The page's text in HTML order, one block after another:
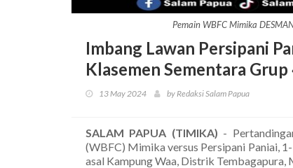
Pemain WBFC Mimika
Imbang Lawan Persipani
Klasemen Sementara
13 May 2024 by Redaksi Salam Papua
SALAM PAPUA (TIMIKA) -
(WBFC) Mimika versus Persipani Paniai,
asal Kampung Waa, Distrik Tembagapura,